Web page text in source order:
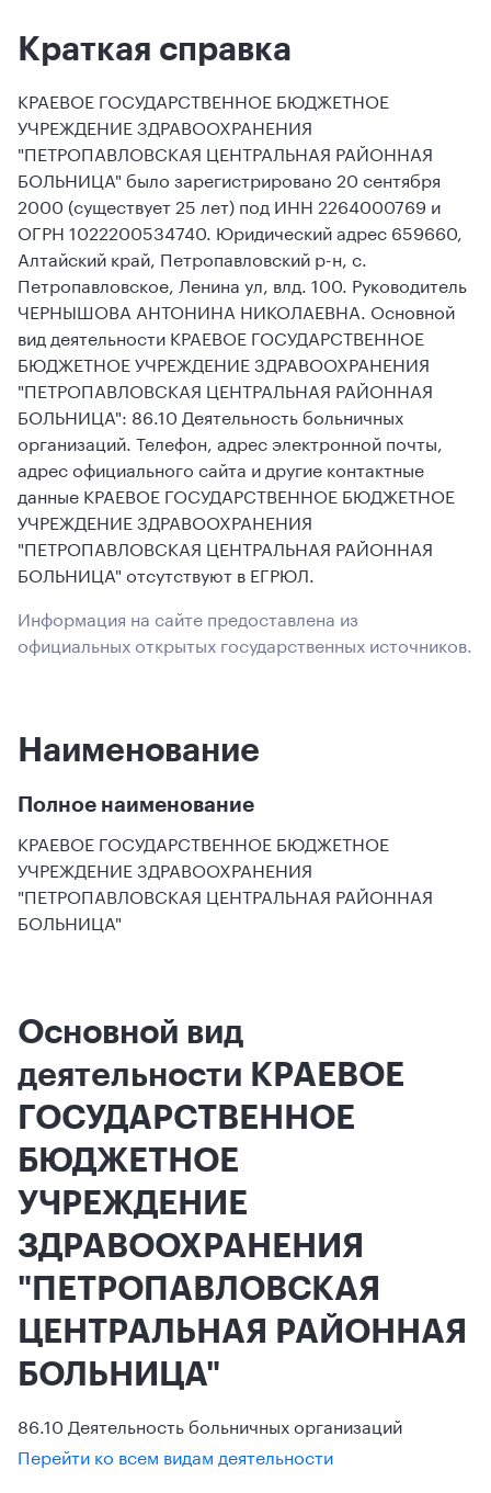
Краткая справка
КРАЕВОЕ ГОСУДАРСТВЕННОЕ БЮДЖЕТНОЕ
УЧРЕЖДЕНИЕ ЗДРАВООХРАНЕНИЯ
"ПЕТРОПАВЛОВСКАЯ ЦЕНТРАЛЬНАЯ РАЙОННАЯ
БОЛЬНИЦА" было зарегистрировано 20 сентября
2000 (существует 25 лет) под ИНН 2264000769 и
ОГРН 1022200534740. Юридический адрес 659660,
Алтайский край, Петропавловский р-н, с.
Петропавловское, Ленина ул, влд. 100. Руководитель
ЧЕРНЫШОВА АНТОНИНА НИКОЛАЕВНА. Основной
вид деятельности КРАЕВОЕ ГОСУДАРСТВЕННОЕ
БЮДЖЕТНОЕ УЧРЕЖДЕНИЕ ЗДРАВООХРАНЕНИЯ
"ПЕТРОПАВЛОВСКАЯ ЦЕНТРАЛЬНАЯ РАЙОННАЯ
БОЛЬНИЦА": 86.10 Деятельность больничных
организаций. Телефон, адрес электронной почты,
адрес официального сайта и другие контактные
данные КРАЕВОЕ ГОСУДАРСТВЕННОЕ БЮДЖЕТНОЕ
УЧРЕЖДЕНИЕ ЗДРАВООХРАНЕНИЯ
"ПЕТРОПАВЛОВСКАЯ ЦЕНТРАЛЬНАЯ РАЙОННАЯ
БОЛЬНИЦА" отсутствуют в ЕГРЮЛ.
Информация на сайте предоставлена из
официальных открытых государственных источников.
Наименование
Полное наименование
КРАЕВОЕ ГОСУДАРСТВЕННОЕ БЮДЖЕТНОЕ
УЧРЕЖДЕНИЕ ЗДРАВООХРАНЕНИЯ
"ПЕТРОПАВЛОВСКАЯ ЦЕНТРАЛЬНАЯ РАЙОННАЯ
БОЛЬНИЦА"
Основной вид
деятельности КРАЕВОЕ
ГОСУДАРСТВЕННОЕ
БЮДЖЕТНОЕ
УЧРЕЖДЕНИЕ
ЗДРАВООХРАНЕНИЯ
"ПЕТРОПАВЛОВСКАЯ
ЦЕНТРАЛЬНАЯ РАЙОННАЯ
БОЛЬНИЦА"
86.10 Деятельность больничных организаций
Перейти ко всем видам деятельности